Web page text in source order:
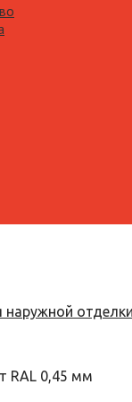
отделки
RAL 0,45 мм